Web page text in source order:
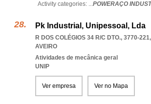
Activity categories: ...POWERAÇO
Pk Industrial, Unipessoal, Lda
R DOS COLÉGIOS 34 R/C DTO., 3770-221,
AVEIRO
Atividades de mecânica geral
UNIP
Ver empresa Ver no Mapa